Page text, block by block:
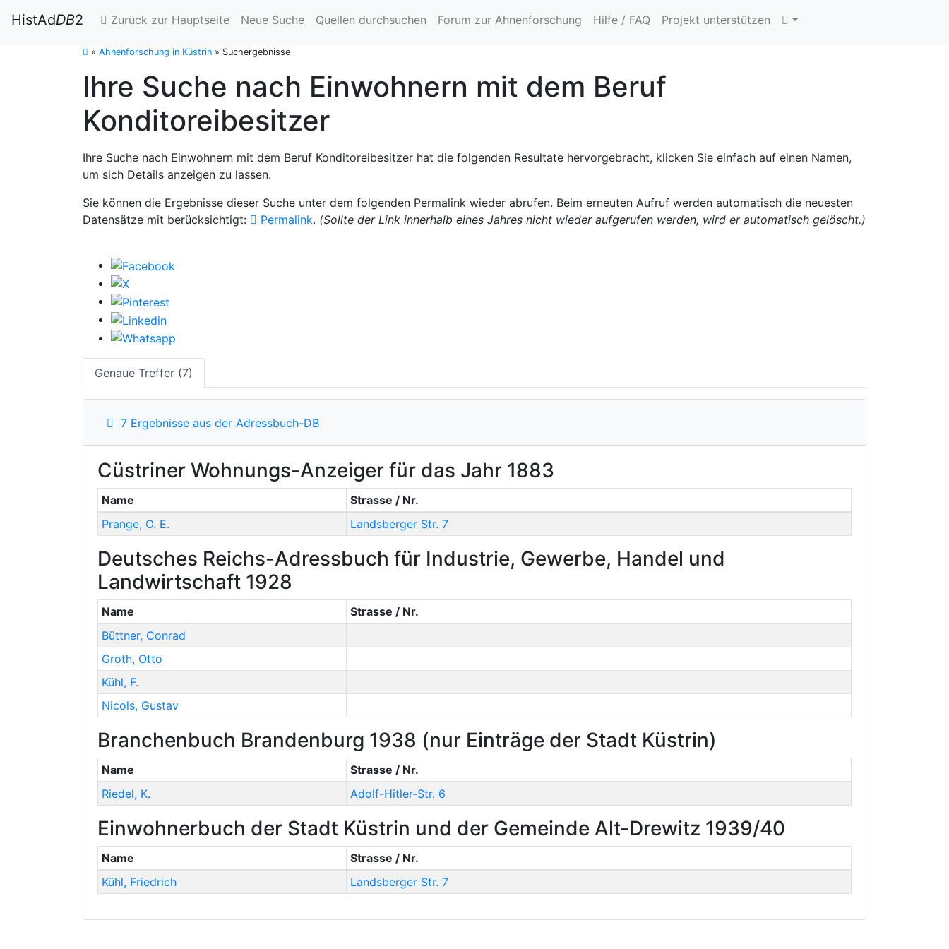
HistAdDB2 Zurück zur Hauptseite Neue Suche Quellen durchsuchen Forum zur Ahnenforschung Hilfe / FAQ Projekt unterstützen
» Ahnenforschung in Küstrin » Suchergebnisse
Ihre Suche nach Einwohnern mit dem Beruf
Konditoreibesitzer
Ihre Suche nach Einwohnern mit dem Beruf Konditoreibesitzer hat die folgenden Resultate hervorgebracht, klicken Sie einfach auf einen Namen,
um sich Details anzeigen zu lassen.
Sie können die Ergebnisse dieser Suche unter dem folgenden Permalink wieder abrufen. Beim erneuten Aufruf werden automatisch die neuesten
Datensätze mit berücksichtigt:
Permalink. (Sollte der Link innerhalb eines Jahres nicht wieder aufgerufen werden, wird er automatisch gelöscht.)
Genaue Treffer (7)
7 Ergebnisse aus der Adressbuch-DB
Cüstriner Wohnungs-Anzeiger für das Jahr 1883
Name
Strasse / Nr.
Prange, O. E. Landsberger Str. 7
Deutsches Reichs-Adressbuch für Industrie, Gewerbe, Handel und
Landwirtschaft 1928
Name
Strasse / Nr.
Büttner, Conrad
Groth, Otto
Kühl, F.
Nicols, Gustav
Branchenbuch Brandenburg 1938 (nur Einträge der Stadt Küstrin)
Name
Strasse / Nr.
Riedel, K. Adolf-Hitler-Str. 6
Einwohnerbuch der Stadt Küstrin und der Gemeinde Alt-Drewitz 1939/40
Name
Strasse / Nr.
Kühl, Friedrich Landsberger Str. 7